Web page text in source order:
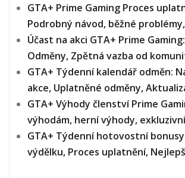
GTA+ Prime Gaming Proces
Podrobný návod, běžné
Účast na akci GTA+ Prime
Odměny, Zpětná vazba od
GTA+ Týdenní kalendář odměn:
akce, Uplatněné odměny,
GTA+ Výhody členství Prime
výhodám, herní výhody,
GTA+ Týdenní hotovostní
výdělku, Proces uplatnění,